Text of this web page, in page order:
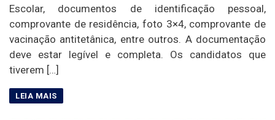
Escolar, documentos de identificação pessoal,
comprovante de residência, foto 3×4, comprovante de
vacinação antitetânica, entre outros. A documentação
deve estar legível e completa. Os candidatos que
tiverem […]